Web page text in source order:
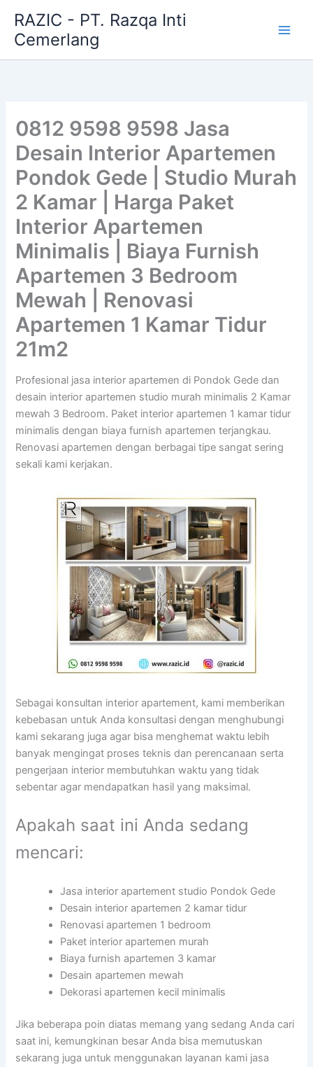
content
RAZIC - PT. Razqa Inti
Cemerlang
0812 9598 9598 Jasa
Desain Interior Apartemen
Pondok Gede | Studio Murah
2 Kamar | Harga Paket
Interior Apartemen
Minimalis | Biaya Furnish
Apartemen 3 Bedroom
Mewah | Renovasi
Apartemen 1 Kamar Tidur
21m2
Profesional jasa interior apartemen di Pondok Gede dan
desain interior apartemen studio murah minimalis 2 Kamar
mewah 3 Bedroom. Paket interior apartemen 1 kamar tidur
minimalis dengan biaya furnish apartemen terjangkau.
Renovasi apartemen dengan berbagai tipe sangat sering
sekali kami kerjakan.
Sebagai konsultan interior apartement, kami memberikan
kebebasan untuk Anda konsultasi dengan menghubungi
kami sekarang juga agar bisa menghemat waktu lebih
banyak mengingat proses teknis dan perencanaan serta
pengerjaan interior membutuhkan waktu yang tidak
sebentar agar mendapatkan hasil yang maksimal.
Apakah saat ini Anda sedang
mencari:
Jasa interior apartement studio Pondok Gede
Desain interior apartemen 2 kamar tidur
Renovasi apartemen 1 bedroom
Paket interior apartemen murah
Biaya furnish apartemen 3 kamar
Desain apartemen mewah
Dekorasi apartemen kecil minimalis
Jika beberapa poin diatas memang yang sedang Anda cari
saat ini, kemungkinan besar Anda bisa memutuskan
sekarang juga untuk menggunakan layanan kami jasa